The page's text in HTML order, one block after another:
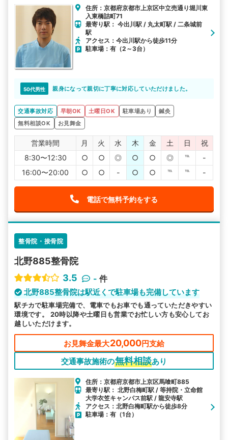
住所：京都府京都市上京区中立売通り堀川東
入東橋詰町71
最寄り駅： 今出川駅 / 丸太町駅 / 二条城前
駅
アクセス：今出川駅から徒歩11分
駐車場：有（2～3台）
50代男性 親身になって親切に丁寧に対応していただけました。
交通事故対応 早朝OK 土曜日OK 駐車場あり
鍼灸
無料相談OK
お見舞金
営業時間 月 火 水 木 金 土 日
祝
8:30〜12:30
○ ○ ◎ ○ ○ ◎ ℡
-
16:00〜20:00
○ ○ - ○ ○ ℡ ℡ -
電話で無料予約をする
整骨院・接骨院
北野885整骨院
3.5
- 件
北野885整骨院は駅近くで駐車場も完備しています
駅チカで駐車場完備で、電車でもお車でも通っていただきやすい
環境です。 20時以降や土曜日も営業でお忙しい方も安心してお
越しいただけます。
お見舞金最大20,000円支給
交通事故施術の無料相談あり
住所：京都府京都市上京区馬喰町885
最寄り駅： 北野白梅町駅 / 等持院・立命館
大学衣笠キャンパス前駅 / 龍安寺駅
アクセス：北野白梅町駅から徒歩8分
駐車場：有（1台）